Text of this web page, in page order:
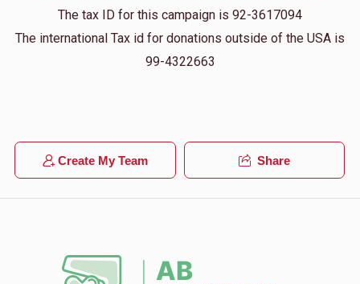
1 year ago $36.00
נדרים פלוס
נדרים פלוסטויבער שמעון
1 year ago $50.00
The tax ID for this campaign is 92-3617094
The international Tax id for donations outside of the USA is
99-4322663
Create My Team Share